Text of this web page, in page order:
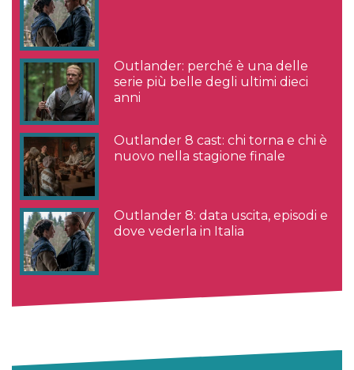
Outlander: perché è una delle
serie più belle degli ultimi dieci
anni
Outlander 8 cast: chi torna e chi è
nuovo nella stagione finale
Outlander 8: data uscita, episodi e
dove vederla in Italia